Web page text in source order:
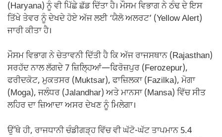
(Haryana) ਨੂੰ ਵੀ ਪਿੱਛੇ ਛੱਡ ਦਿੱਤਾ ਹੈ। ਮੌਸਮ ਵਿਭਾਗ ਨੇ ਠੰਢ ਦੇ ਇਸ
ਤਿੱਖੇ ਤੇਵਰ ਨੂੰ ਦੇਖਦੇ ਹੋਏ ਅੱਜ ਲਈ ‘ਯੈਲੋ ਅਲਰਟ’ (Yellow Alert)
ਜਾਰੀ ਕੀਤਾ ਹੈ।
ਮੌਸਮ ਵਿਭਾਗ ਨੇ ਚੇਤਾਵਨੀ ਦਿੱਤੀ ਹੈ ਕਿ ਅੱਜ ਰਾਜਸਥਾਨ (Rajasthan)
ਸਰਹੱਦ ਨਾਲ ਲੱਗਦੇ 7 ਜ਼ਿਲ੍ਹਿਆਂ—ਫਿਰੋਜ਼ਪੁਰ (Ferozepur),
ਫਰੀਦਕੋਟ, ਮੁਕਤਸਰ (Muktsar), ਫਾਜ਼ਿਲਕਾ (Fazilka), ਮੋਗਾ
(Moga), ਜਲੰਧਰ (Jalandhar) ਅਤੇ ਮਾਨਸਾ (Mansa) ਵਿੱਚ ਸੀਤ
ਲਹਿਰ ਦਾ ਜ਼ਿਆਦਾ ਅਸਰ ਦੇਖਣ ਨੂੰ ਮਿਲੇਗਾ।
ਉੱਥੇ ਹੀ, ਰਾਜਧਾਨੀ ਚੰਡੀਗੜ੍ਹ ਵਿੱਚ ਵੀ ਘੱਟੋ-ਘੱਟ ਤਾਪਮਾਨ 5.4